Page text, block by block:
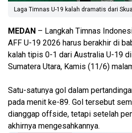
Laga Timnas U-19 kalah dramatis dari
MEDAN – Langkah Timnas
AFF U-19 2026 harus berakhir di
kalah tipis 0-1 dari Australia U-19
Sumatera Utara, Kamis (11/6)
Satu-satunya gol dalam
pada menit ke-89. Gol tersebut
dianggap offside, tetapi setelah
akhirnya mengesahkannya.